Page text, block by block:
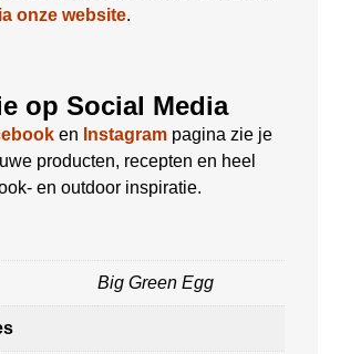
onze website.
op Social Media
en Instagram pagina zie je
producten, recepten en heel
en outdoor inspiratie.
Big Green Egg